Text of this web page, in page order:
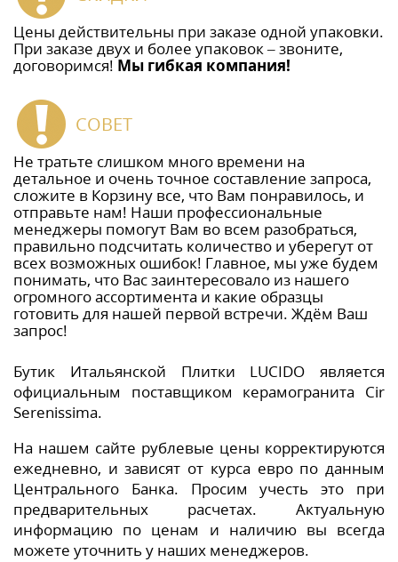
Цены действительны при заказе одной упаковки.
При заказе двух и более упаковок – звоните,
договоримся! Мы гибкая компания!
СОВЕТ
Не тратьте слишком много времени на
детальное и очень точное составление запроса,
сложите в Корзину все, что Вам понравилось, и
отправьте нам! Наши профессиональные
менеджеры помогут Вам во всем разобраться,
правильно подсчитать количество и уберегут от
всех возможных ошибок! Главное, мы уже будем
понимать, что Вас заинтересовало из нашего
огромного ассортимента и какие образцы
готовить для нашей первой встречи. Ждём Ваш
запрос!
Бутик Итальянской Плитки LUCIDO является
официальным поставщиком керамогранита Cir
Serenissima.
На нашем сайте рублевые цены корректируются
ежедневно, и зависят от курса евро по данным
Центрального Банка. Просим учесть это при
предварительных расчетах. Актуальную
информацию по ценам и наличию вы всегда
можете уточнить у наших менеджеров.